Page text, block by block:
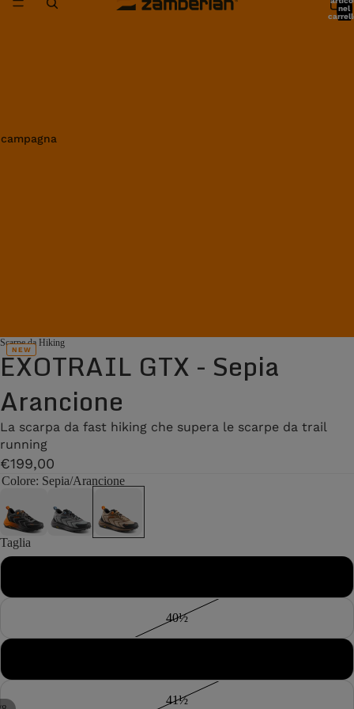
nel
NEW
Scarpe da Hiking
EXOTRAIL GTX - Sepia
Arancione
La scarpa da fast hiking che supera le scarpe da trail
running
€199,00
Colore: Sepia/Arancione
Taglia
40½
41½